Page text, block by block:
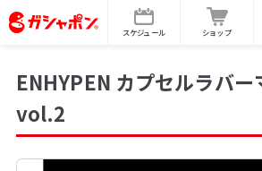
スケジュール ショップ
ENHYPEN カプセルラバー
vol.2